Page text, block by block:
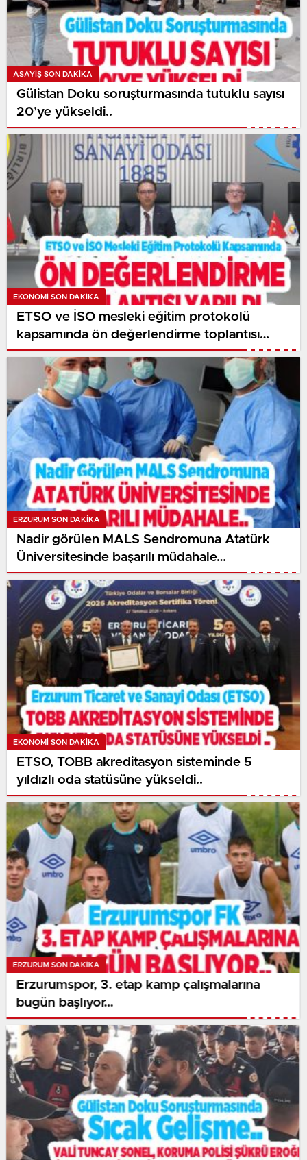
ASAYİŞ SON DAKİKA
Gülistan Doku soruşturmasında tutuklu sayısı
20’ye yükseldi..
EKONOMI SON DAKİKA
ETSO ve İSO mesleki eğitim protokolü
kapsamında ön değerlendirme toplantısı
yapıldı..
ERZURUM SON DAKİKA
Nadir görülen MALS Sendromuna Atatürk
Üniversitesinde başarılı müdahale…
EKONOMI SON DAKİKA
ETSO, TOBB akreditasyon sisteminde 5
yıldızlı oda statüsüne yükseldi..
ERZURUM SON DAKİKA
Erzurumspor, 3. etap kamp çalışmalarına
bugün başlıyor…